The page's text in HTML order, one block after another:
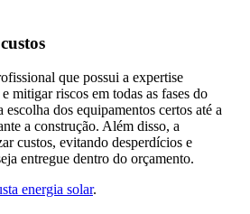
que possui a expertise
mitigar riscos em todas as fases do
dos equipamentos certos até a
a construção. Além disso, a
custos, evitando desperdícios e
entregue dentro do orçamento.
energia solar.